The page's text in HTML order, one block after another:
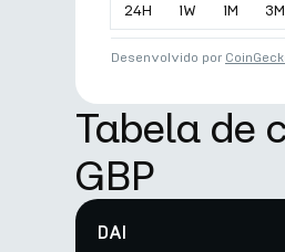
24H 1W 1M 3M
Desenvolvido por
Tabela de
GBP
DAI